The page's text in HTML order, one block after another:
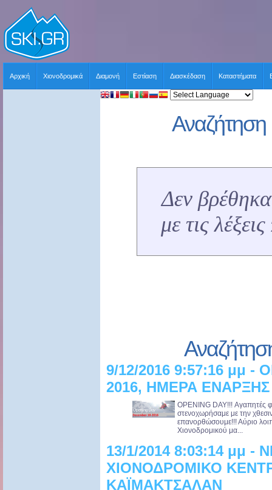
Αρχική Χιονοδρομικά Διαμονή Εστίαση Διασκέδαση Καταστήματα
Αναζήτηση
Δεν
με τις
9/12/2016 9:57:16 μμ -
2016, ΗΜΕΡΑ ΕΝΑΡΞΗΣ
OPENING DAY!!! Αγαπητές
στενοχωρήσαμε με την
επανορθώσουμε!!! Αύριο
Χιονοδρομικού μα...
13/1/2014 8:03:14 μμ -
ΧΙΟΝΟΔΡΟΜΙΚΟ
ΚΑΪΜΑΚΤΣΑΛΑΝ